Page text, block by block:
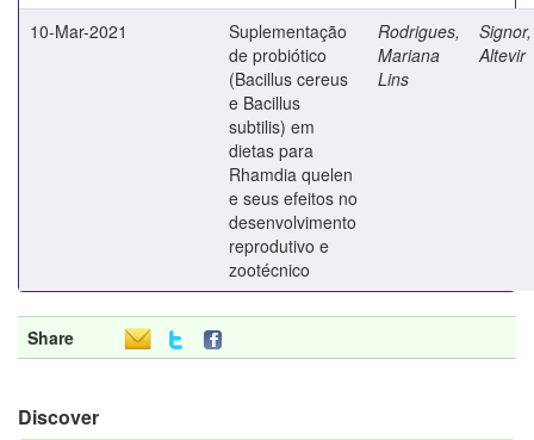
10-Mar-2021
Suplementação
de probiótico
(Bacillus cereus
e Bacillus
subtilis) em
dietas para
Rhamdia quelen
e seus efeitos no
desenvolvimento
reprodutivo e
zootécnico
Rodrigues,
Mariana
Lins
Signor,
Altevir
Share
Discover